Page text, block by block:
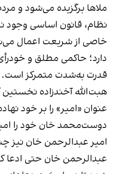
ملاها برگزیده می‌شود و
نظام، قانون اساسی وجود
خاصی از شریعت اعمال
دارد؛ حاکمی مطلق و
قدرت به‌شدت متمرکز است.
هبت‌الله آخندزاده
عنوان «امیر» را بر خود
دوست‌محمد خان خود را
امیر عبدالرحمن خان نیز
عبدالرحمن خان حتی ادعا